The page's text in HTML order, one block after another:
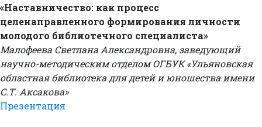
«Наставничество: как процесс
целенаправленного формирования личности
молодого библиотечного специалиста»
Малофеева Светлана Александровна, заведующий
научно-методическим отделом ОГБУК «Ульяновская
областная библиотека для детей и юношества имени
С.Т. Аксакова»
Презентация